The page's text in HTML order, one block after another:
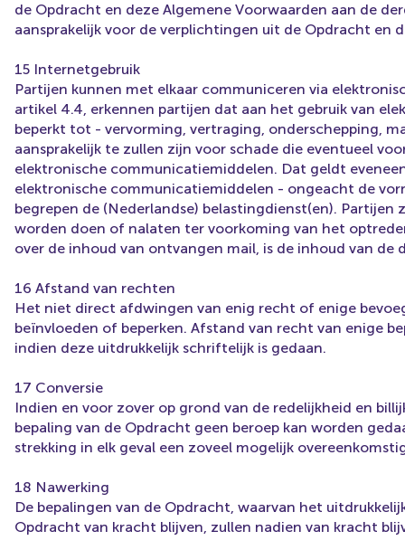
de Opdracht en deze Algemene Voorwaarden aan de
aansprakelijk voor de verplichtingen uit de Opdracht en
15 Internetgebruik
Partijen kunnen met elkaar communiceren via
artikel 4.4, erkennen partijen dat aan het gebruik van
beperkt tot - vervorming, vertraging, onderschepping,
aansprakelijk te zullen zijn voor schade die eventueel
elektronische communicatiemiddelen. Dat geldt
elektronische communicatiemiddelen - ongeacht de
begrepen de (Nederlandse) belastingdienst(en).
worden doen of nalaten ter voorkoming van het
over de inhoud van ontvangen mail, is de inhoud van de
16 Afstand van rechten
Het niet direct afdwingen van enig recht of enige
beïnvloeden of beperken. Afstand van recht van enige
indien deze uitdrukkelijk schriftelijk is gedaan.
17 Conversie
Indien en voor zover op grond van de redelijkheid en
bepaling van de Opdracht geen beroep kan worden
strekking in elk geval een zoveel mogelijk
18 Nawerking
De bepalingen van de Opdracht, waarvan het
Opdracht van kracht blijven, zullen nadien van kracht